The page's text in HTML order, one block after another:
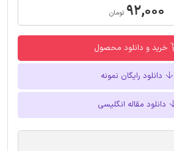
۹۲,۰۰۰ تومان
خرید و دانلود محصول
دانلود رایگان نمونه
دانلود مقاله انگلیسی